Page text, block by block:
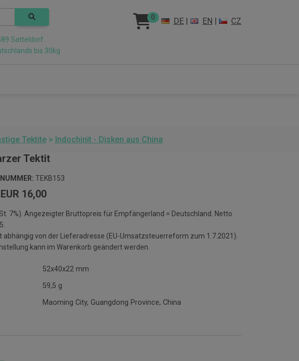
0 DE | EN | CZ
Satteldorf.
bis 30kg
Tektite> Indochinit - Disken aus China
Tektit
TEKB153
16,00
7%). Angezeigter Bruttopreis für Empfängerland = Deutschland. Netto
abhängig von der Lieferadresse (EU-Umsatzsteuerreform zum 1.7.2021).
kann im Warenkorb geändert werden.
52x40x22 mm
59,5 g
Maoming City, Guangdong Province, China